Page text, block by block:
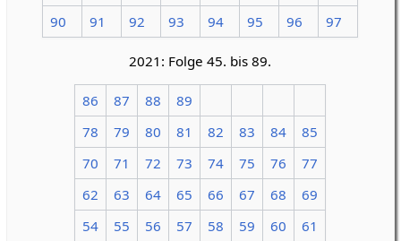
90
91 92 93 94 95 96 97
2021: Folge 45. bis 89.
86 87 88
89
78
79 80 81 82 83 84
85
70
71 72 73 74 75 76
77
62
63 64 65 66 67 68
69
54
55 56 57 58 59 60
61